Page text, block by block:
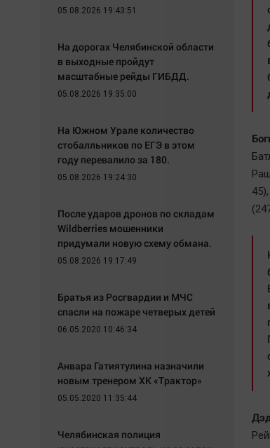
05.08.2026 19:43:51
На дорогах Челябинской области
в выходные пройдут
масштабные рейды ГИБДД.
05.08.2026 19:35:00
На Южном Урале количество
стобалльников по ЕГЭ в этом
году перевалило за 180.
05.08.2026 19:24:30
После ударов дронов по складам
Wildberries мошенники
придумали новую схему обмана.
05.08.2026 19:17:49
Братья из Росгвардии и МЧС
спасли на пожаре четверых детей
06.05.2020 10:46:34
Анвара Гатиятулина назначили
новым тренером ХК «Трактор»
05.05.2020 11:35:44
Челябинская полиция